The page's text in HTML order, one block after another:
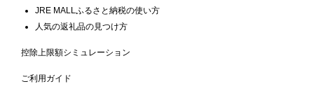
JRE MALLふるさと納税の使い方
人気の返礼品の見つけ方
控除上限額シミュレーション
ご利用ガイド